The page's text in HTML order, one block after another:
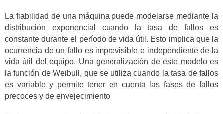
La fiabilidad de una máquina puede modelarse mediante la
distribución exponencial cuando la tasa de fallos es
constante durante el período de vida útil. Esto implica que la
ocurrencia de un fallo es imprevisible e independiente de la
vida útil del equipo. Una generalización de este modelo es
la función de Weibull, que se utiliza cuando la tasa de fallos
es variable y permite tener en cuenta las fases de fallos
precoces y de envejecimiento.